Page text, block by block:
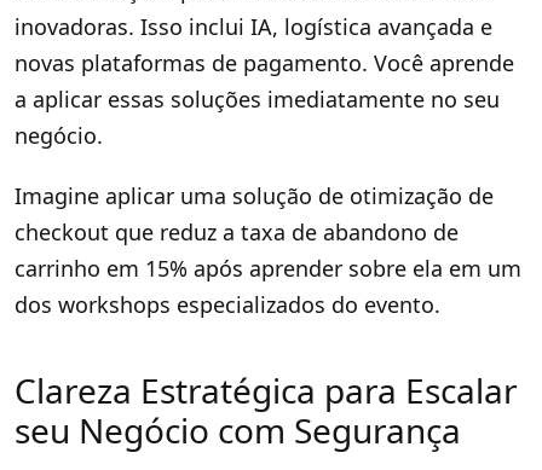
inovadoras. Isso inclui IA, logística avançada e
novas plataformas de pagamento. Você aprende
a aplicar essas soluções imediatamente no seu
negócio.
Imagine aplicar uma solução de otimização de
checkout que reduz a taxa de abandono de
carrinho em 15% após aprender sobre ela em um
dos workshops especializados do evento.
Clareza Estratégica para Escalar
seu Negócio com Segurança